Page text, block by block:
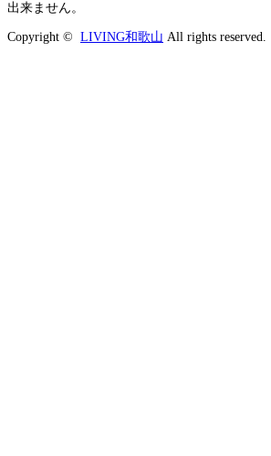
出来ません。
Copyright © LIVING和歌山 All rights reserved.